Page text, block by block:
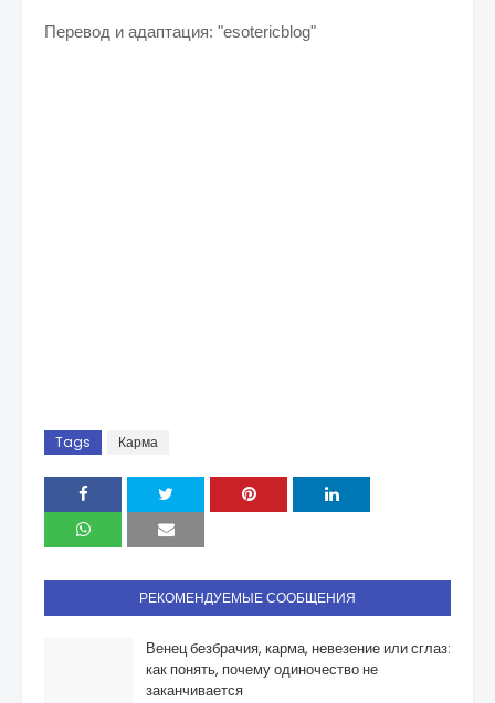
Перевод и адаптация: "esotericblog"
Tags Карма
РЕКОМЕНДУЕМЫЕ СООБЩЕНИЯ
Венец безбрачия, карма, невезение или сглаз:
как понять, почему одиночество не
заканчивается